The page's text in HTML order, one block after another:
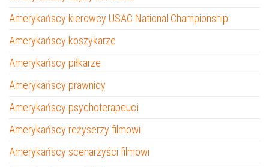
Amerykańscy kierowcy USAC National Championship
Amerykańscy koszykarze
Amerykańscy piłkarze
Amerykańscy prawnicy
Amerykańscy psychoterapeuci
Amerykańscy reżyserzy filmowi
Amerykańscy scenarzyści filmowi